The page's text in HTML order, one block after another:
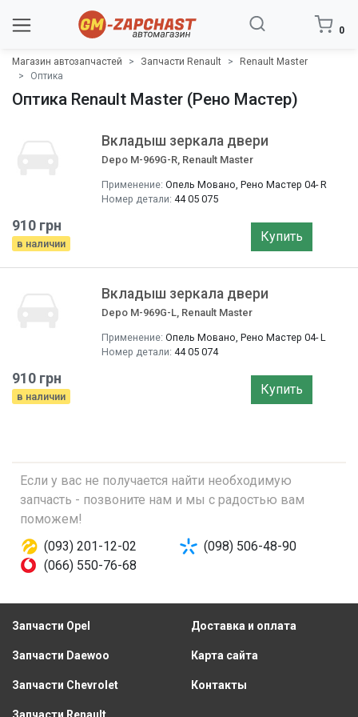
0
Магазин автозапчастей Запчасти Renault
Renault Master
Оптика
Оптика Renault Master (Рено Мастер)
Вкладыш зеркала двери
Depo M-969G-R, Renault Master
Применение: Опель Мовано, Рено Мастер 04- R
Номер детали: 44 05 075
910 грн
в наличии Купить
Вкладыш зеркала двери
Depo M-969G-L, Renault Master
Применение: Опель Мовано, Рено Мастер 04- L
Номер детали: 44 05 074
910 грн
в наличии Купить
Если у вас не получается найти необходимую
запчасть - позвоните нам и мы с радостью вам
поможем!
(093) 201-12-02
(098) 506-48-90
(066) 550-76-68
Запчасти Opel
Запчасти Daewoo
Запчасти Chevrolet
Доставка и оплата
Карта сайта
Контакты